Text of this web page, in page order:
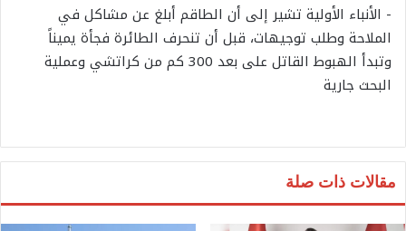
‏- الأنباء الأولية تشير إلى أن الطاقم أبلغ عن مشاكل في
الملاحة وطلب توجيهات، قبل أن تنحرف الطائرة فجأة يميناً
وتبدأ الهبوط القاتل على بعد 300 كم من كراتشي وعملية
البحث جارية
مقالات ذات صلة